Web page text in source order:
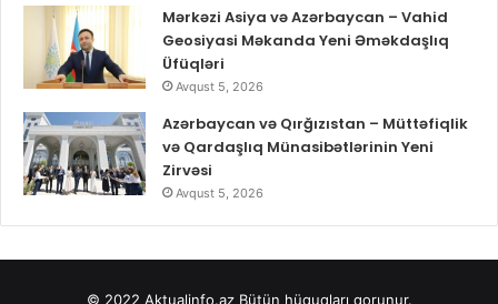
Mərkəzi Asiya və Azərbaycan – Vahid
Geosiyasi Məkanda Yeni Əməkdaşlıq
Üfüqləri
Avqust 5, 2026
Azərbaycan və Qırğızıstan – Müttəfiqlik
və Qardaşlıq Münasibətlərinin Yeni
Zirvəsi
Avqust 5, 2026
© 2022 Aktualinfo.azBütün hüquqları qorunur.